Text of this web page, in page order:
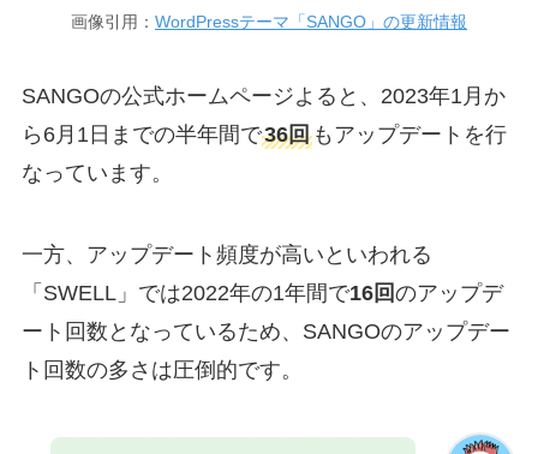
画像引用： WordPressテーマ「SANGO」の更新情報
SANGOの公式ホームページよると、2023年1月か
ら6月1日までの半年間で36回もアップデートを行
なっています。
一方、アップデート頻度が高いといわれる
「SWELL」では2022年の1年間で16回のアップデ
ート回数となっているため、SANGOのアップデー
ト回数の多さは圧倒的です。